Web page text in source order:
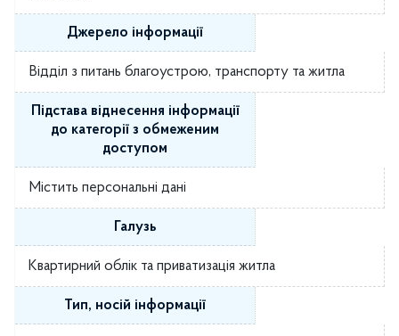
Джерело інформації
Відділ з питань благоустрою, транспорту та житла
Підстава віднесення інформації
до категорії з обмеженим
доступом
Містить персональні дані
Галузь
Квартирний облік та приватизація житла
Тип, носій інформації